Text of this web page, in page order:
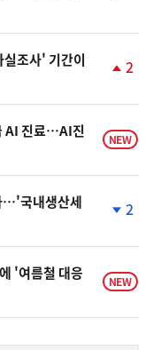
일
조사' 기간이
상
승
2
AI 진료…AI진
NEW
…'국내생산세
하
락
2
'여름철 대응
NEW